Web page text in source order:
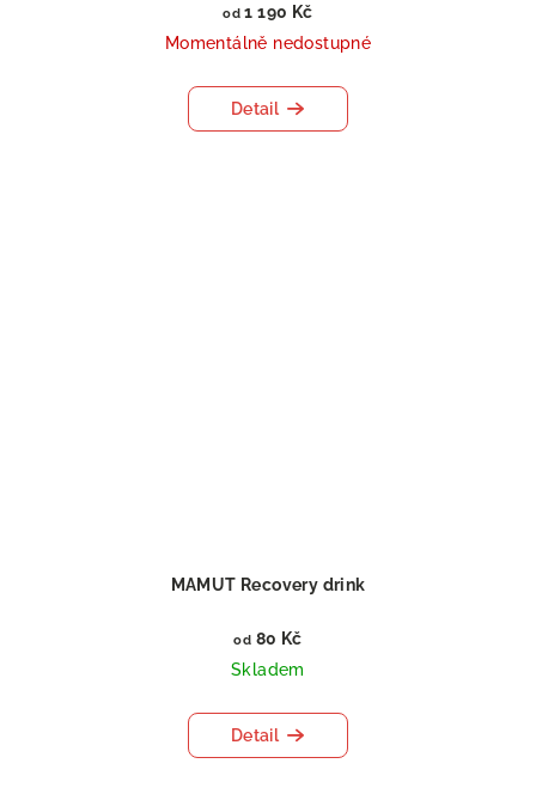
od 1 190 Kč
Momentálně nedostupné
Detail
MAMUT Recovery drink
od 80 Kč
Skladem
Detail